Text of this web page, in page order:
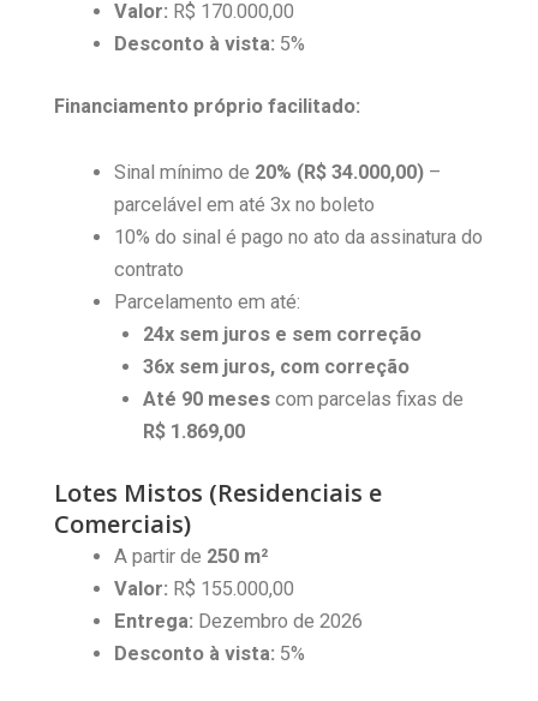
Valor: R$ 170.000,00
Desconto à vista: 5%
Financiamento próprio facilitado:
Sinal mínimo de 20% (R$ 34.000,00)–
parcelável em até 3x no boleto
10% do sinal é pago no ato da assinatura do
contrato
Parcelamento em até:
24x sem juros e sem correção
36x sem juros, com correção
Até 90 meses com parcelas fixas de
R$ 1.869,00
Lotes Mistos (Residenciais e
Comerciais)
A partir de 250 m²
Valor: R$ 155.000,00
Entrega: Dezembro de 2026
Desconto à vista: 5%